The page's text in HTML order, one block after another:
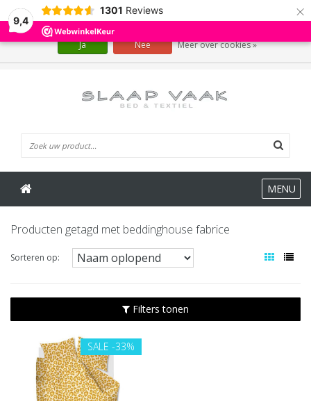
9,4
1301 Reviews ×
MENU
Producten getagd met beddinghouse fabrice
Sorteren op:
Filters tonen
SALE -33%
Wij slaan cookies op om onze website te verbeteren. Is dat akkoord?
Ja Nee Meer over cookies »